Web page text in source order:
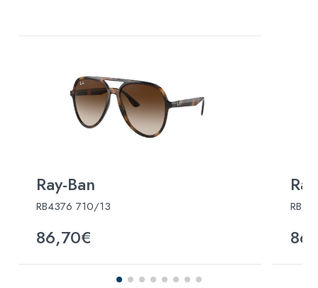
Ray-Ban
RB4376 710/13
86,70€